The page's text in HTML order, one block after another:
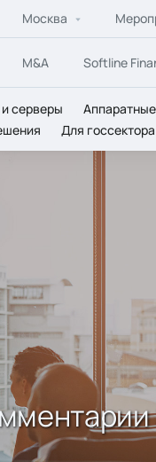
Москва
M&A Softline
серверы
Для госсектора